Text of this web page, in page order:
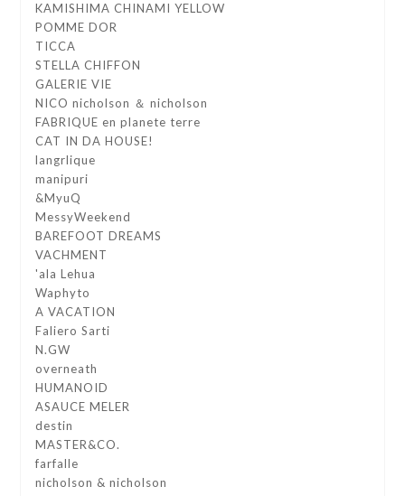
KAMISHIMA CHINAMI YELLOW
POMME DOR
TICCA
STELLA CHIFFON
GALERIE VIE
NICO nicholson ＆ nicholson
FABRIQUE en planete terre
CAT IN DA HOUSE!
langrlique
manipuri
&MyuQ
MessyWeekend
BAREFOOT DREAMS
VACHMENT
'ala Lehua
Waphyto
A VACATION
Faliero Sarti
N.GW
overneath
HUMANOID
ASAUCE MELER
destin
MASTER&CO.
farfalle
nicholson & nicholson